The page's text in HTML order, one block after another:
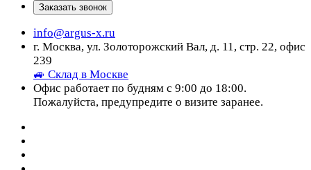
Заказать звонок
info@argus-x.ru
г. Москва, ул. Золоторожский Вал, д. 11, стр. 22, офис
239
🚙 Склад в Москве
Офис работает по будням с 9:00 до 18:00.
Пожалуйста, предупредите о визите заранее.